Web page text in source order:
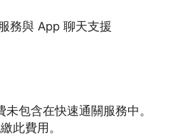
務與 App 聊天支援
包含在快速通關服務中。
此費用。